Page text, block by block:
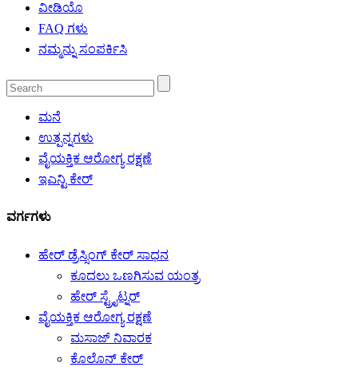
ವೀಡಿಯೊ
FAQ ಗಳು
ನಮ್ಮನ್ನು ಸಂಪರ್ಕಿಸಿ
ಮನೆ
ಉತ್ಪನ್ನಗಳು
ವೈಯಕ್ತಿಕ ಆರೋಗ್ಯ ರಕ್ಷಣೆ
ಇಎನ್ಟಿ ಕೇರ್
ವರ್ಗಗಳು
ಹೇರ್ ಡ್ರೆಸ್ಸಿಂಗ್ ಕೇರ್ ಸಾಧನ
ಕೂದಲು ಒಣಗಿಸುವ ಯಂತ್ರ
ಹೇರ್ ಸ್ಟ್ರೈಟ್ನರ್
ವೈಯಕ್ತಿಕ ಆರೋಗ್ಯ ರಕ್ಷಣೆ
ಮಸಾಜ್ ನಿವಾರಕ
ಕೊಲೊನ್ ಕೇರ್